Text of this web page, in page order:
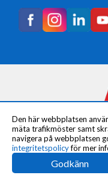
Den här webbplatsen
mäta trafikmöster samt
navigera på webbplatsen
integritetspolicyför mer
©